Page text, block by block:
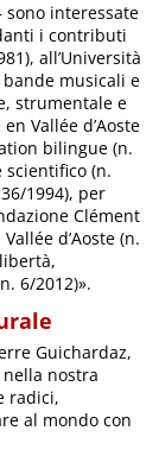
sono interessate
i contributi
all’Università
musicali e
strumentale e
Vallée d’Aoste
bilingue (n.
(n.
1994), per
Clément
d’Aoste (n.
6/2012)».
Guichardaz,
nostra
radici,
al mondo con